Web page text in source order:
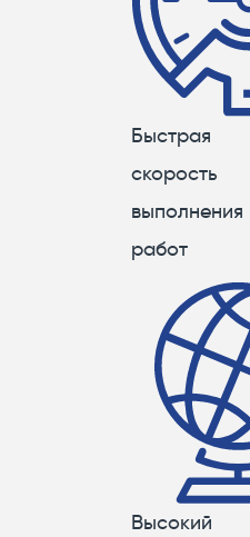
Быстрая
скорость
выполнения
работ
Высокий